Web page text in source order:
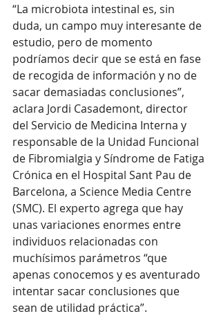
“La microbiota intestinal es, sin
duda, un campo muy interesante de
estudio, pero de momento
podríamos decir que se está en fase
de recogida de información y no de
sacar demasiadas conclusiones”,
aclara Jordi Casademont, director
del Servicio de Medicina Interna y
responsable de la Unidad Funcional
de Fibromialgia y Síndrome de Fatiga
Crónica en el Hospital Sant Pau de
Barcelona, a Science Media Centre
(SMC). El experto agrega que hay
unas variaciones enormes entre
individuos relacionadas con
muchísimos parámetros “que
apenas conocemos y es aventurado
intentar sacar conclusiones que
sean de utilidad práctica”.